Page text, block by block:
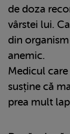
de doza
vârstei lui.
din
anemic.
Medicul
susține că
prea mult